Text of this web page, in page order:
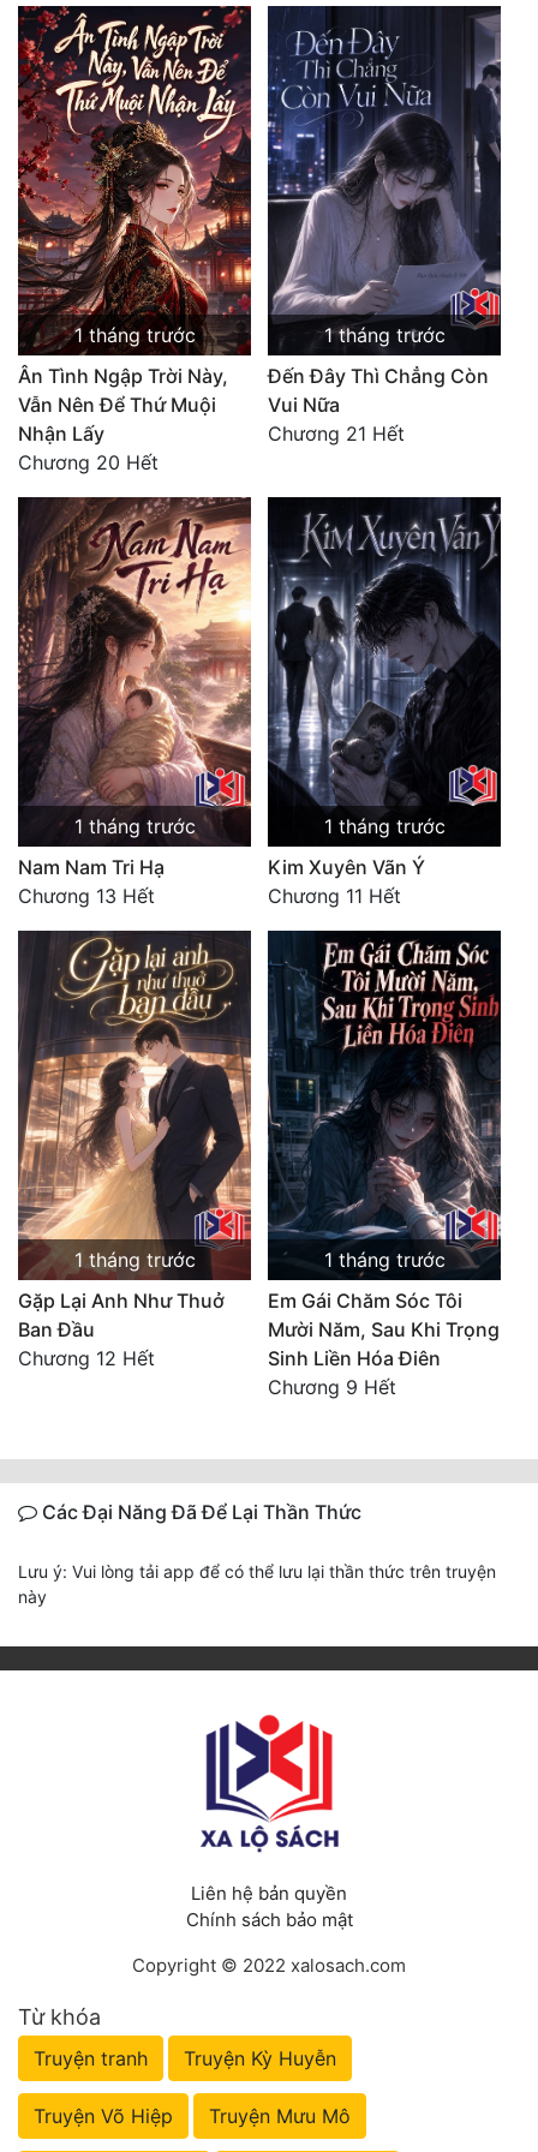
1 tháng trước
Ân Tình Ngập Trời Này,
Vẫn Nên Để Thứ Muội
Nhận Lấy
Chương 20 Hết
1 tháng trước
Đến Đây Thì Chẳng Còn
Vui Nữa
Chương 21 Hết
1 tháng trước
Nam Nam Tri Hạ
Chương 13 Hết
1 tháng trước
Kim Xuyên Vãn Ý
Chương 11 Hết
1 tháng trước
Gặp Lại Anh Như Thuở
Ban Đầu
Chương 12 Hết
1 tháng trước
Em Gái Chăm Sóc Tôi
Mười Năm, Sau Khi Trọng
Sinh Liền Hóa Điên
Chương 9 Hết
Các Đại Năng Đã Để Lại Thần Thức
Lưu ý: Vui lòng tải app để có thể lưu lại thần thức trên truyện
này
Liên hệ bản quyền
Chính sách bảo mật
Copyright © 2022 xalosach.com
Từ khóa
Truyện tranh Truyện Kỳ Huyễn
Truyện Võ Hiệp Truyện Mưu Mô